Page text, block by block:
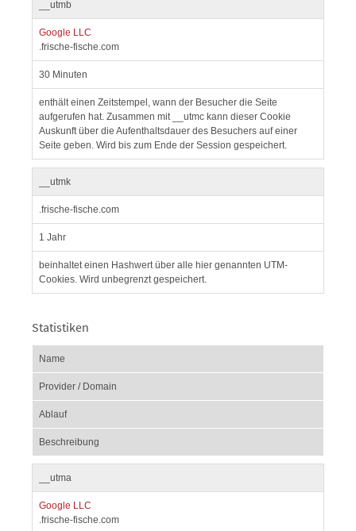
__utmb
Google LLC
.frische-fische.com
30 Minuten
enthält einen Zeitstempel, wann der Besucher die Seite
aufgerufen hat. Zusammen mit __utmc kann dieser Cookie
Auskunft über die Aufenthaltsdauer des Besuchers auf einer
Seite geben. Wird bis zum Ende der Session gespeichert.
__utmk
.frische-fische.com
1 Jahr
beinhaltet einen Hashwert über alle hier genannten UTM-
Cookies. Wird unbegrenzt gespeichert.
Statistiken
Name
Provider / Domain
Ablauf
Beschreibung
__utma
Google LLC
.frische-fische.com